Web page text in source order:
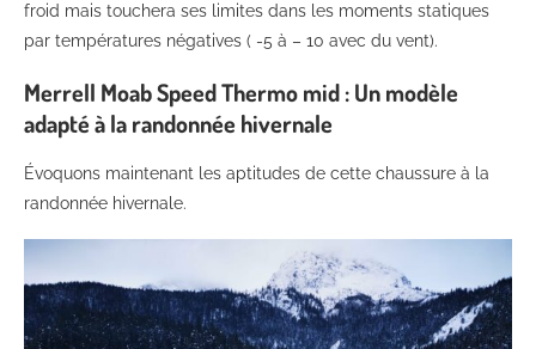
froid mais touchera ses limites dans les moments statiques
par températures négatives ( -5 à – 10 avec du vent).
Merrell Moab Speed Thermo mid : Un modèle
adapté à la randonnée hivernale
Évoquons maintenant les aptitudes de cette chaussure à la
randonnée hivernale.